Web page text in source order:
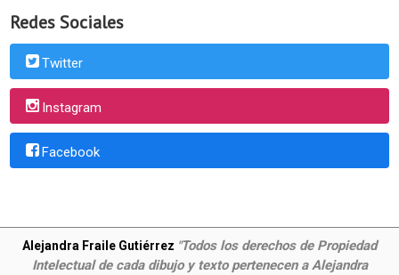
Redes Sociales
Twitter
Instagram
Facebook
Alejandra Fraile Gutiérrez "Todos los derechos de Propiedad
Intelectual de cada dibujo y texto pertenecen a Alejandra